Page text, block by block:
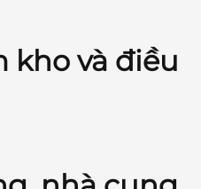
kho và điều